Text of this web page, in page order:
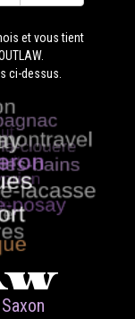
et vous tient
ci-dessus.